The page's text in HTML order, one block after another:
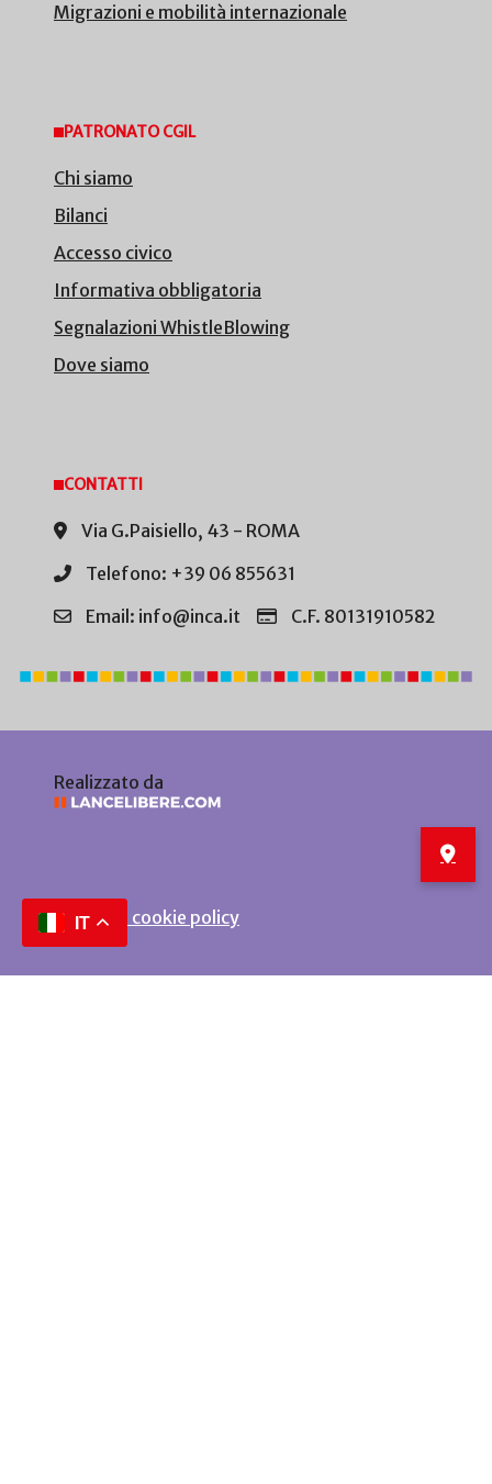
Migrazioni e mobilità internazionale
PATRONATO CGIL
Chi siamo
Bilanci
Accesso civico
Informativa obbligatoria
Segnalazioni WhistleBlowing
Dove siamo
CONTATTI
Via G.Paisiello, 43 - ROMA
Telefono: +39 06 855631
Email: info@inca.it
C.F. 80131910582
Realizzato da
Privacy e cookie policy
IT